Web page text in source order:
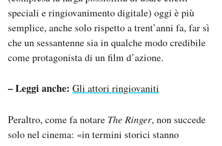
speciali e ringiovanimento digitale) oggi è più
semplice, anche solo rispetto a trent’anni fa, far sì
che un sessantenne sia in qualche modo credibile
come protagonista di un film d’azione.
– Leggi anche: Gli attori ringiovaniti
Peraltro, come fa notare The Ringer, non succede
solo nel cinema: «in termini storici stanno